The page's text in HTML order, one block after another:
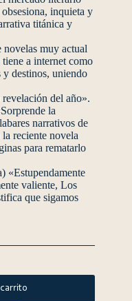
inquieta y
titánica y
novelas muy actual
a internet como
y destinos, uniendo
del año».
la
narrativos de
reciente novela
para rematarlo
«Estupendamente
valiente, Los
que sigamos